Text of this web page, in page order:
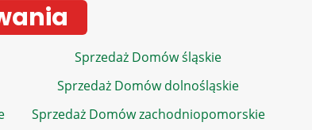
Sprzedaż Domów śląskie
Sprzedaż Domów dolnośląskie
Sprzedaż Domów zachodniopomorskie